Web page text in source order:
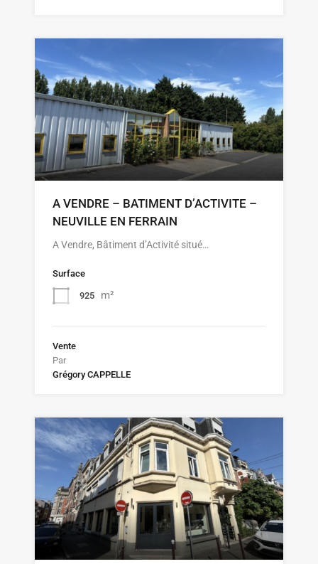
A VENDRE – BATIMENT D’ACTIVITE –
NEUVILLE EN FERRAIN
A Vendre, Bâtiment d’Activité situé…
Surface
925 m²
Vente
Par
Grégory CAPPELLE